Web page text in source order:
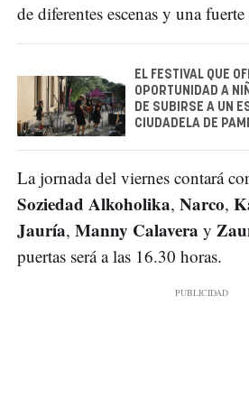
de diferentes escenas y una
EL FESTIVAL QUE
OPORTUNIDAD A
DE SUBIRSE A UN
CIUDADELA DE
La jornada del viernes contará
Soziedad Alkoholika, Narco,
Jauría, Manny Calavera y
puertas será a las 16.30 horas.